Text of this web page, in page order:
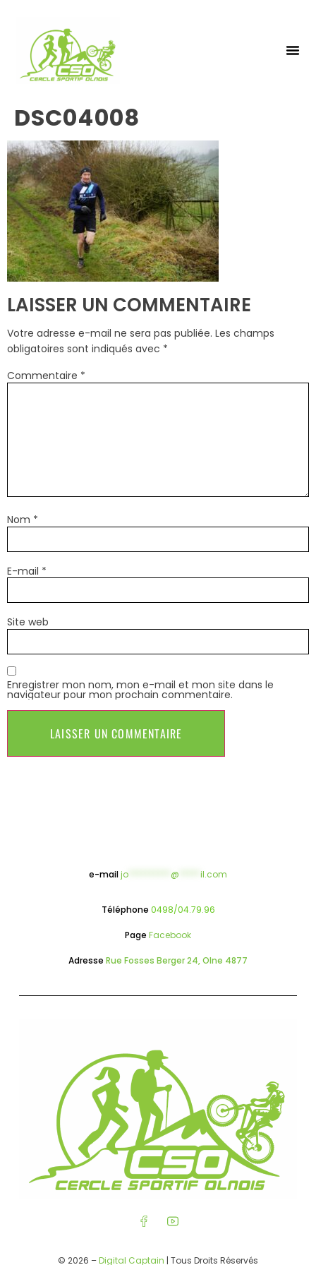
DSC04008
LAISSER UN COMMENTAIRE
Votre adresse e-mail ne sera pas publiée. Les champs
obligatoires sont indiqués avec *
Commentaire *
Nom *
E-mail *
Site web
Enregistrer mon nom, mon e-mail et mon site dans le
navigateur pour mon prochain commentaire.
e-mailjo @ il.com
Téléphone 0498/04.79.96
Page Facebook
Adresse Rue Fosses Berger 24, Olne 4877
© 2026 –Digital Captain | Tous Droits Réservés